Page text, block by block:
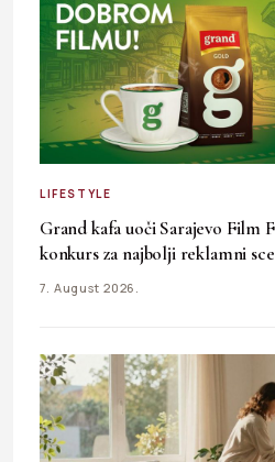
LIFESTYLE
Grand kafa uoči Sarajevo Film
konkurs za najbolji reklamni
7. August 2026.